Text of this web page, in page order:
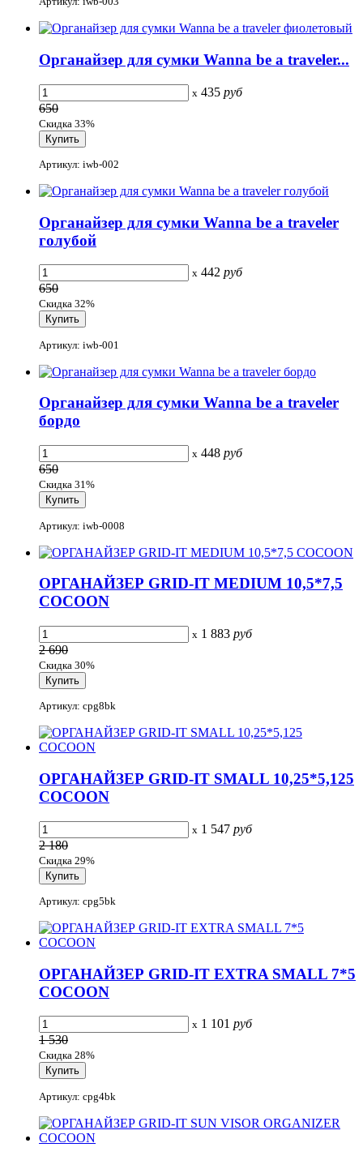
Органайзер для сумки Wanna be a traveler...
x 435 руб
650
Скидка 33%
Артикул: iwb-002
Органайзер для сумки Wanna be a traveler
голубой
x 442 руб
650
Скидка 32%
Артикул: iwb-001
Органайзер для сумки Wanna be a traveler
бордо
x 448 руб
650
Скидка 31%
Артикул: iwb-0008
ОРГАНАЙЗЕР GRID-IT MEDIUM 10,5*7,5
COCOON
x 1 883 руб
2 690
Скидка 30%
Артикул: cpg8bk
ОРГАНАЙЗЕР GRID-IT SMALL 10,25*5,125
COCOON
x 1 547 руб
2 180
Скидка 29%
Артикул: cpg5bk
ОРГАНАЙЗЕР GRID-IT EXTRA SMALL 7*5
COCOON
x 1 101 руб
1 530
Скидка 28%
Артикул: cpg4bk